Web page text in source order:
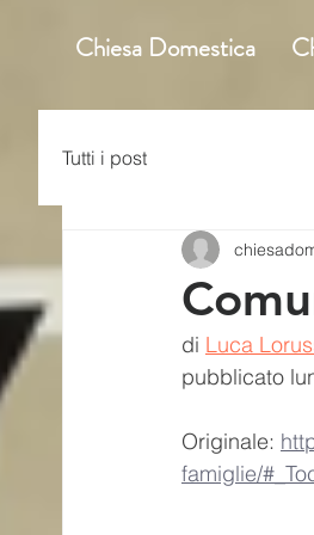
Chiesa Domestica
Tutti i post
di Luca
pubblicato
Originale:
famiglie/